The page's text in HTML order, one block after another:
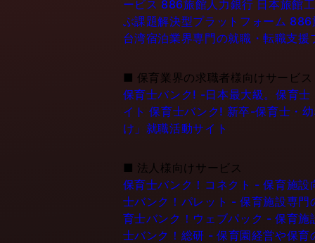
ービス 886旅館人力銀行 日本旅館
ぶ課題解決型プラットフォーム 886
台湾宿泊業界専門の就職・転職支援
■ 保育業界の求職者様向けサービス
保育士バンク! -日本最大級。保育
イト 保育士バンク! 新卒-保育士・
け」就職活動サイト
■ 法人様向けサービス
保育士バンク！コネクト - 保育施設
士バンク！パレット - 保育施設専
育士バンク！ウェブパック - 保育施
士バンク！総研 - 保育園経営や保